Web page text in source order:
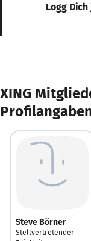
Logg
XING
Steve Börner
Stellvertretender